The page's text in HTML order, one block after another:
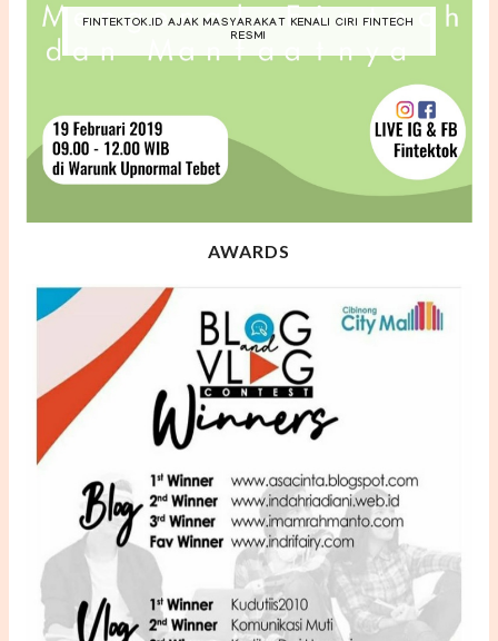
FINTEKTOK.ID AJAK MASYARAKAT KENALI CIRI FINTECH
RESMI
AWARDS